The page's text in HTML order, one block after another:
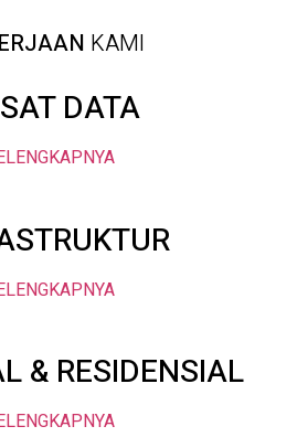
KAMI
DATA
& RESIDENSIAL